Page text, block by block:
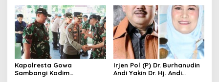
Kapolresta Gowa
Sambangi Kodim
Irjen Pol (P) Dr. Burhanudin
Andi Yakin Dr. Hj. Andi